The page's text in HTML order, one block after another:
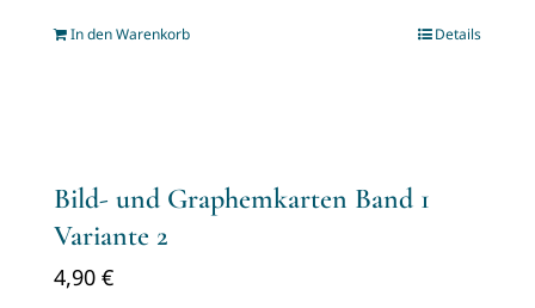
In den Warenkorb Details
Bild- und Graphemkarten Band 1
Variante 2
4,90 €